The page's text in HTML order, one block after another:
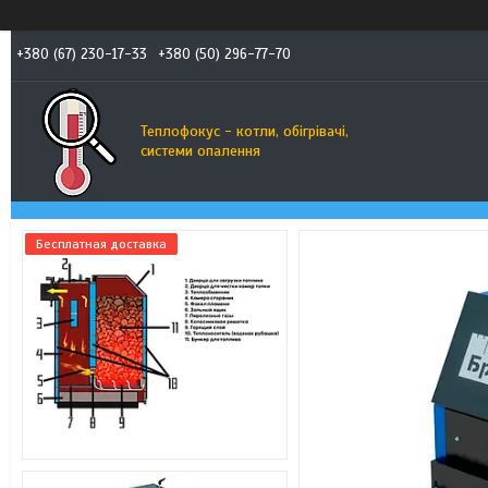
+380 (67) 230-17-33 +380 (50) 296-77-70
Теплофокус - котли, обігрівачі,
системи опалення
Бесплатная доставка